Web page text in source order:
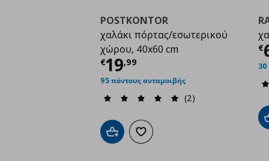
POSTKONTOR
χαλάκι πόρτας/εσωτερικού
χώρου, 40x60 cm
€19,99
Τρέχουσα τιμή €
95 πόντους ανταμοιβής
(2)
Προσθήκη στο καλάθι
Προσθήκη στα αγαπημένα
€
30